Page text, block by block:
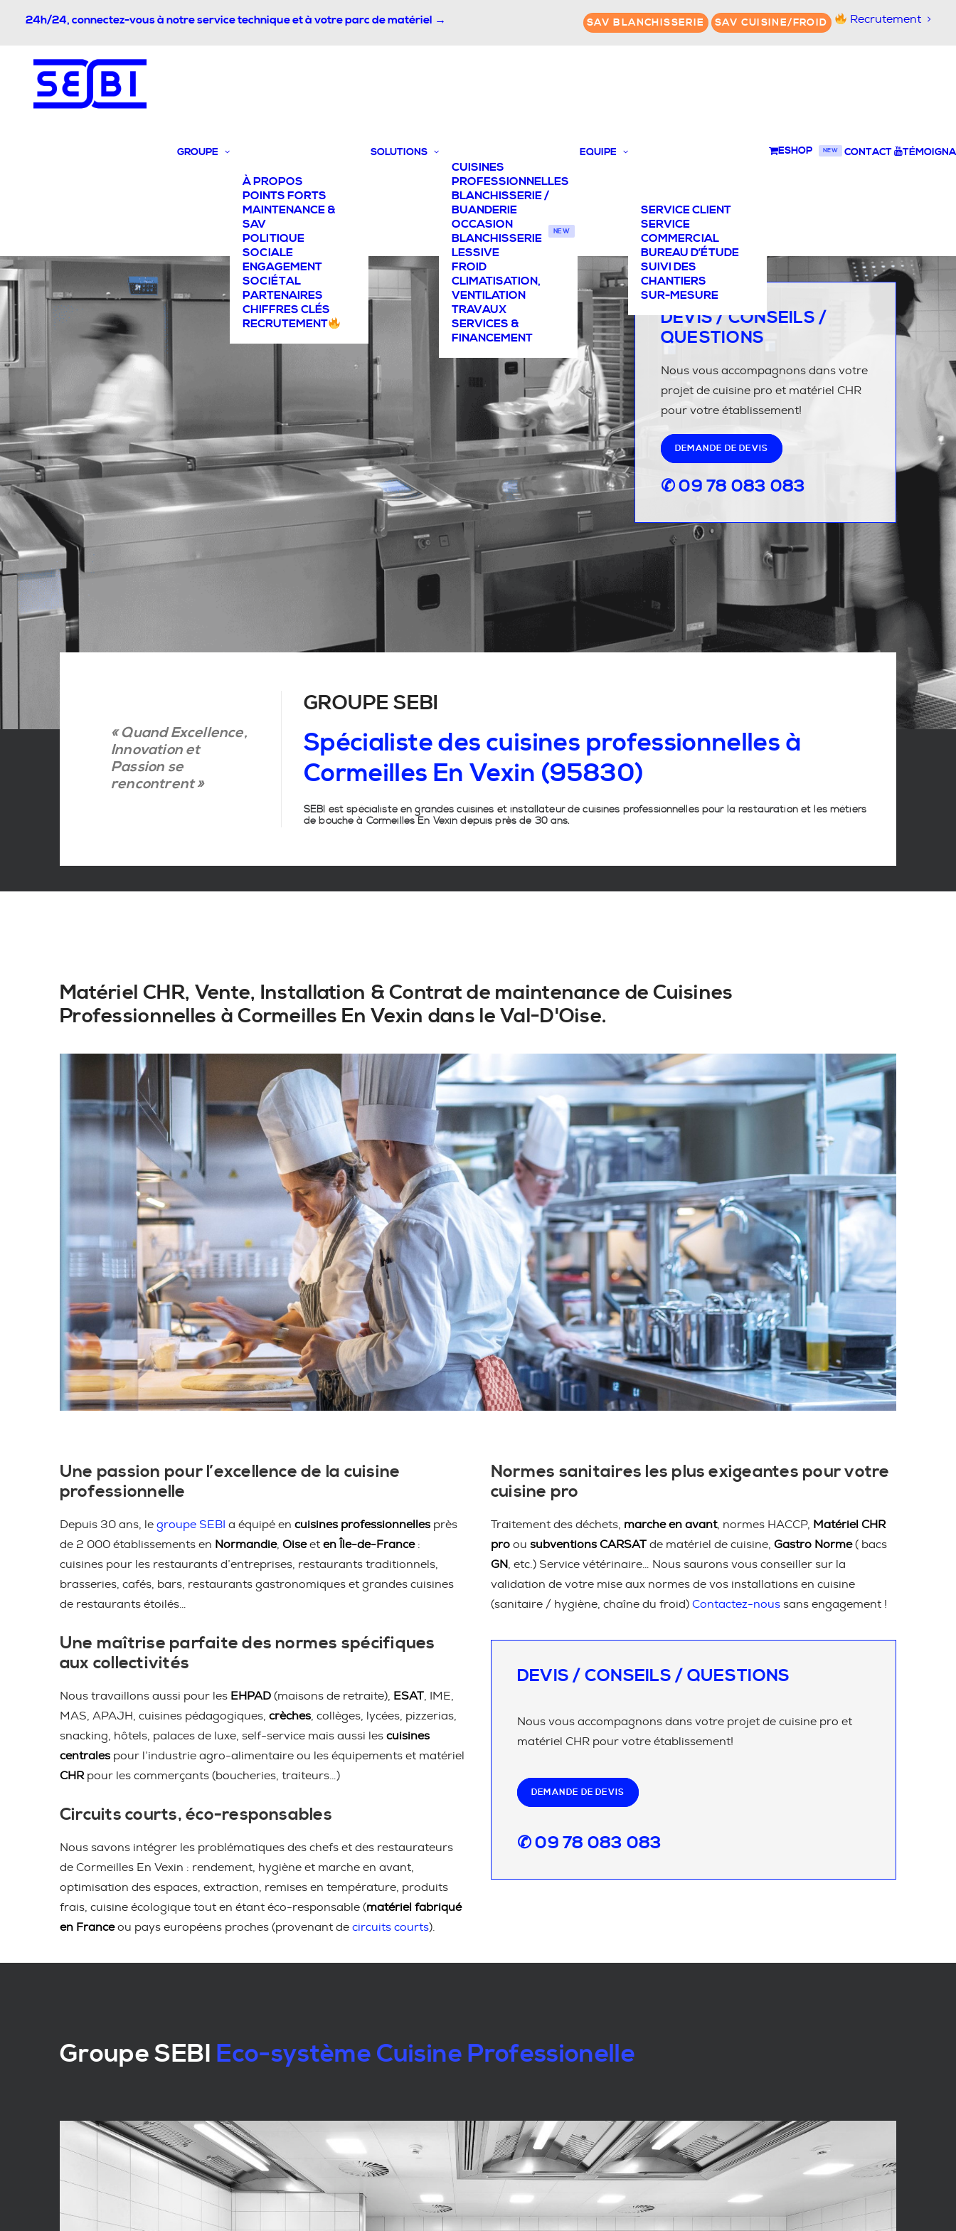
24h/24, connectez-vous à notre service technique et à votre parc de matériel → SAV BLANCHISSERIE SAV CUISINE/FROID Recrutement
GROUPE
À PROPOS
POINTS FORTS
MAINTENANCE &
SAV
POLITIQUE
SOCIALE
ENGAGEMENT
SOCIÉTAL
PARTENAIRES
CHIFFRES CLÉS
RECRUTEMENT
SOLUTIONS
CUISINES
PROFESSIONNELLES
BLANCHISSERIE /
BUANDERIE
OCCASION
BLANCHISSERIE
NEW
LESSIVE
FROID
CLIMATISATION,
VENTILATION
TRAVAUX
SERVICES &
FINANCEMENT
EQUIPE
SERVICE CLIENT
SERVICE
COMMERCIAL
BUREAU D’ÉTUDE
SUIVI DES
CHANTIERS
SUR-MESURE
ESHOP NEW CONTACT
DEVIS / CONSEILS /
QUESTIONS
Nous vous accompagnons dans votre
projet de cuisine pro et matériel CHR
pour votre établissement!
DEMANDE DE DEVIS
✆ 09 78 083 083
« Quand Excellence,
Innovation et
Passion se
rencontrent »
GROUPE SEBI
Spécialistedes cuisines professionnelles à
Cormeilles En Vexin (95830)
SEBI est spécialiste en grandes cuisines et installateur de cuisines professionnelles pour la restauration et les métiers
de bouche à Cormeilles En Vexin depuis près de 30 ans.
Matériel CHR, Vente, Installation & Contrat de maintenance de Cuisines
Professionnelles à Cormeilles En Vexin dans le Val-D'Oise.
Une passion pour l’excellence de la cuisine
professionnelle
Depuis 30 ans, le groupe SEBI a équipé en cuisines professionnelles près
de 2 000 établissements en Normandie, Oiseet en Île-de-France:
cuisines pour les restaurants d’entreprises, restaurants traditionnels,
brasseries, cafés, bars, restaurants gastronomiques et grandes cuisines
de restaurants étoilés…
Une maîtrise parfaite des normes spécifiques
aux collectivités
Nous travaillons aussi pour les EHPAD (maisons de retraite), ESAT , IME,
MAS, APAJH, cuisines pédagogiques, crèches , collèges, lycées, pizzerias,
snacking, hôtels, palaces de luxe, self-service mais aussi les cuisines
centrales pour l’industrie agro-alimentaire ou les équipements et matériel
CHR pour les commerçants (boucheries, traiteurs…)
Circuits courts, éco-responsables
Nous savons intégrer les problématiques des chefs et des restaurateurs
de Cormeilles En Vexin : rendement, hygiène et marche en avant,
optimisation des espaces, extraction, remises en température, produits
frais, cuisine écologique tout en étant éco-responsable (matériel fabriqué
en Franceou pays européens proches (provenant de circuits courts).
Normes sanitaires les plus exigeantes pour votre
cuisine pro
Traitement des déchets, marche en avant, normes HACCP,
Matériel CHR
pro ou subventions CARSAT de matériel de cuisine, Gastro Norme( bacs
GN
, etc.) Service vétérinaire… Nous saurons vous conseiller sur la
validation de votre mise aux normes de vos installations en cuisine
(sanitaire / hygiène, chaîne du froid) Contactez-nous sans engagement !
DEVIS / CONSEILS / QUESTIONS
Nous vous accompagnons dans votre projet de cuisine pro et
matériel CHR pour votre établissement!
DEMANDE DE DEVIS
✆ 09 78 083 083
Groupe SEBI Eco-système Cuisine Professionelle